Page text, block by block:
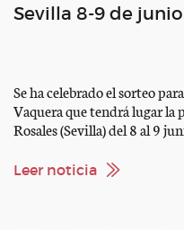
Sevilla 8-9 de junio
Se ha celebrado el sorteo
Vaquera que tendrá lugar
Rosales (Sevilla) del 8 al 9
Leer noticia